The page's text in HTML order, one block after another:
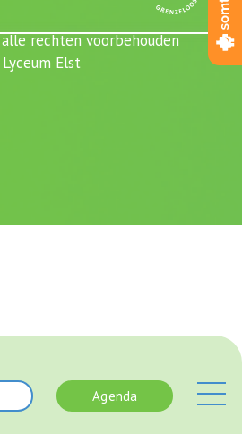
Agenda
rechten voorbehouden
Lyceum Elst